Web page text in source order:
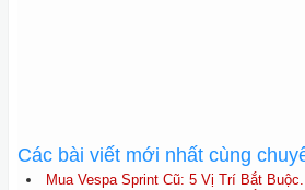
Các bài viết mới nhất cùng
Mua Vespa Sprint Cũ: 5 Vị Trí Bắt